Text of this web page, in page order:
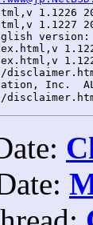
1.1226
1.1227
version:
Inc.